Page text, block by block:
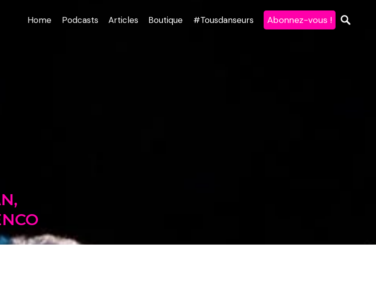
Home Podcasts Articles Boutique #Tousdanseurs Abonnez-vous !